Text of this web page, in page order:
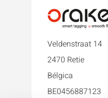
Veldenstraat 14
2470 Retie
Bélgica
BE0456887123